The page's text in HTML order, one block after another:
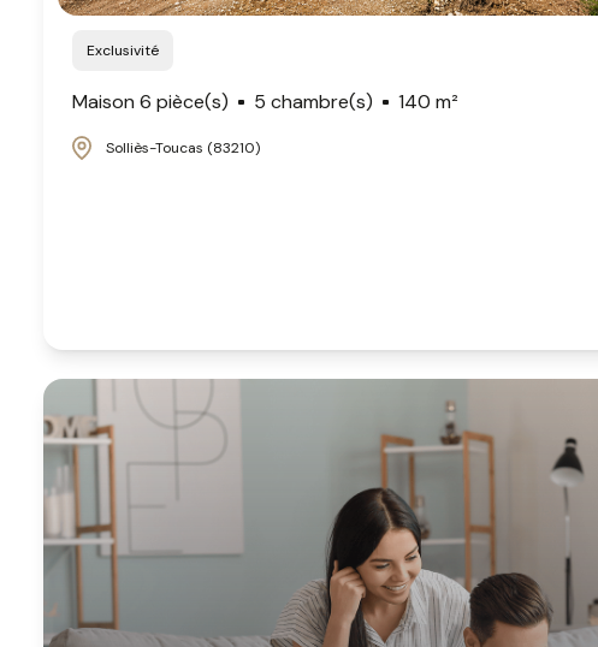
Exclusivité
Maison 6 pièce(s) 5 chambre(s) 140 m²
Solliès-Toucas (83210)